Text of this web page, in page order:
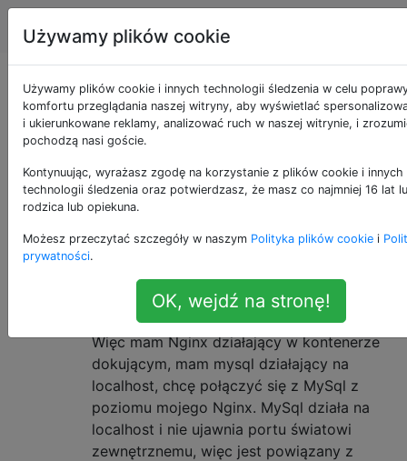
Programowanie
Pytania otagowane
jako nginx
Nginx ("engine x") to serwer WWW, odwrotne proxy,
proxy strumieniowe TCP i proxy poczty, wydany na
26
W jaki sposób mogę połączyć się z
hostem lokalnym komputera z
wnętrza kontenera Docker?
Więc mam Nginx działający w kontenerze
dokującym, mam mysql działający na
localhost, chcę połączyć się z MySql z
poziomu mojego Nginx. MySql działa na
localhost i nie ujawnia portu światowi
zewnętrznemu, więc jest powiązany z
Używamy plików cookie
Używamy plików cookie i innych technologii śledzenia w celu
komfortu przeglądania naszej witryny, aby wyświetlać
i ukierunkowane reklamy, analizować ruch w naszej witrynie, i
pochodzą nasi goście.
Kontynuując, wyrażasz zgodę na korzystanie z plików cookie i innych
technologii śledzenia oraz potwierdzasz, że masz co najmniej 16 lat
rodzica lub opiekuna.
Możesz przeczytać szczegóły w naszym Polityka plików cookie i
prywatności.
OK, wejdź na stronę!